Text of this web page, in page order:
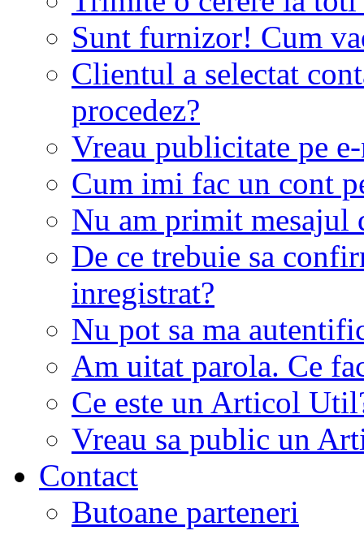
Sunt furnizor! Cum
Clientul a selectat
procedez?
Vreau publicitate pe
Cum imi fac un cont
Nu am primit mesajul
De ce trebuie sa
inregistrat?
Nu pot sa ma
Am uitat parola. Ce
Ce este un Articol
Vreau sa public un
Contact
Butoane parteneri